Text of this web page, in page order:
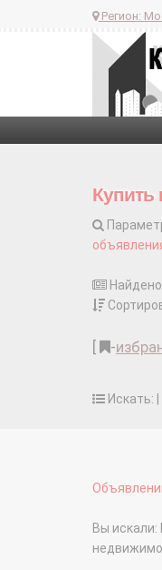
Регион:
Купить
-
Искать: |
Вы искали: